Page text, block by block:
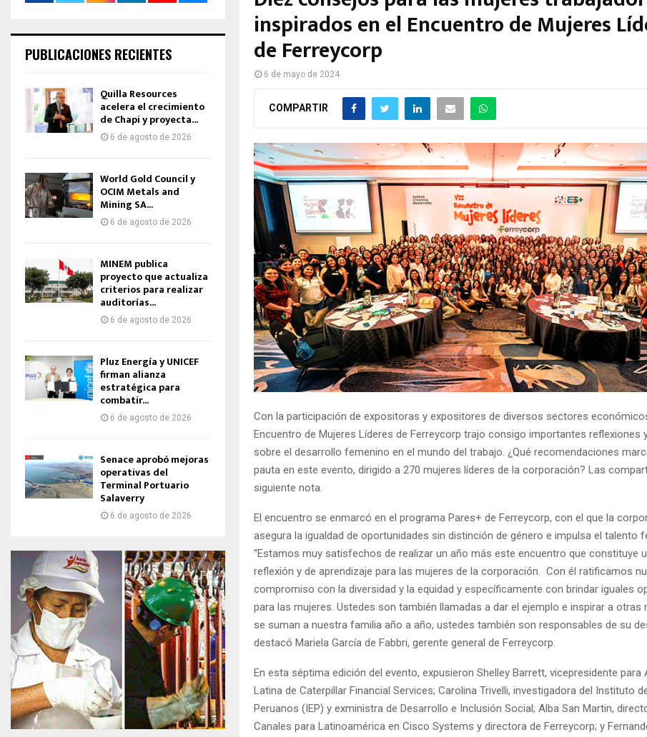
inspirados en el Encuentro de Mujeres
de Ferreycorp
6 de mayo de 2024
COMPARTIR
Con la participación de expositoras y expositores de diversos sectores
Encuentro de Mujeres Líderes de Ferreycorp trajo consigo importantes reflexiones
sobre el desarrollo femenino en el mundo del trabajo. ¿Qué recomendaciones
pauta en este evento, dirigido a 270 mujeres líderes de la corporación? Las
siguiente nota.
El encuentro se enmarcó en el programa Pares+ de Ferreycorp, con el que la
asegura la igualdad de oportunidades sin distinción de género e impulsa el talento
“Estamos muy satisfechos de realizar un año más este encuentro que constituye
reflexión y de aprendizaje para las mujeres de la corporación. Con él ratificamos
compromiso con la diversidad y la equidad y específicamente con brindar iguales
para las mujeres. Ustedes son también llamadas a dar el ejemplo e inspirar a otras
se suman a nuestra familia año a año, ustedes también son responsables de su
destacó Mariela García de Fabbri, gerente general de Ferreycorp.
En esta séptima edición del evento, expusieron Shelley Barrett, vicepresidente para
Latina de Caterpillar Financial Services; Carolina Trivelli, investigadora del Instituto
Peruanos (IEP) y exministra de Desarrollo e Inclusión Social; Alba San Martin,
Canales para Latinoamérica en Cisco Systems y directora de Ferreycorp; y
PUBLICACIONES RECIENTES
Quilla Resources
acelera el crecimiento
de Chapi y proyecta...
6 de agosto de 2026
World Gold Council y
OCIM Metals and
Mining SA...
6 de agosto de 2026
MINEM publica
proyecto que actualiza
criterios para realizar
auditorías...
6 de agosto de 2026
Pluz Energía y UNICEF
firman alianza
estratégica para
combatir...
6 de agosto de 2026
Senace aprobó mejoras
operativas del
Terminal Portuario
Salaverry
6 de agosto de 2026